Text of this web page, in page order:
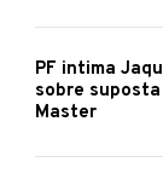
PF intima
sobre
Master